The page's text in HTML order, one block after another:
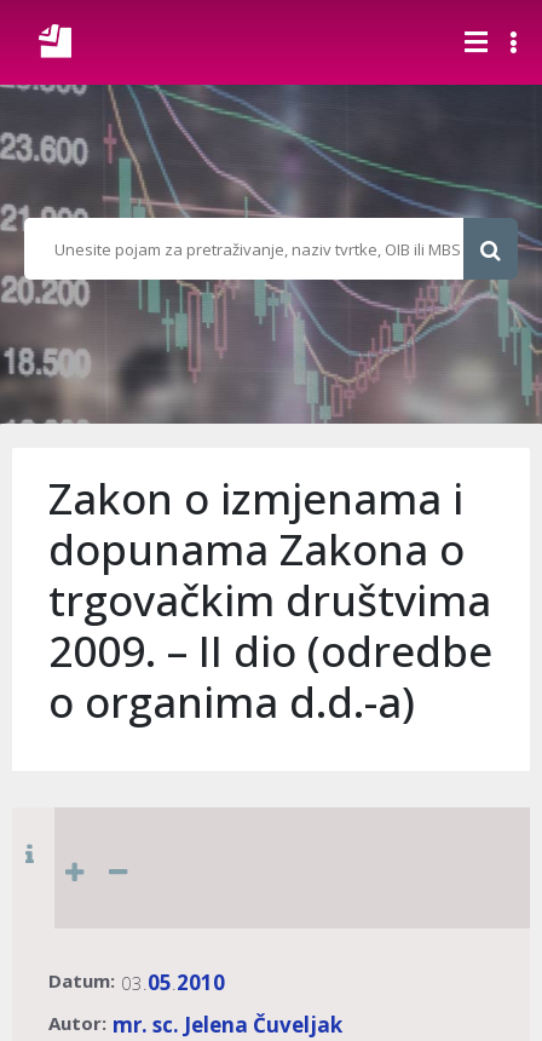
Zakon o izmjenama i
dopunama Zakona o
trgovačkim društvima
2009. – II dio (odredbe
o organima d.d.-a)
Datum: 03.05.2010
Autor: mr. sc. Jelena Čuveljak